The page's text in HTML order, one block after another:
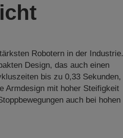
Robotern in der Industrie.
Design, das auch einen
bis zu 0,33 Sekunden,
Armdesign mit hoher Steifigkeit
auch bei hohen